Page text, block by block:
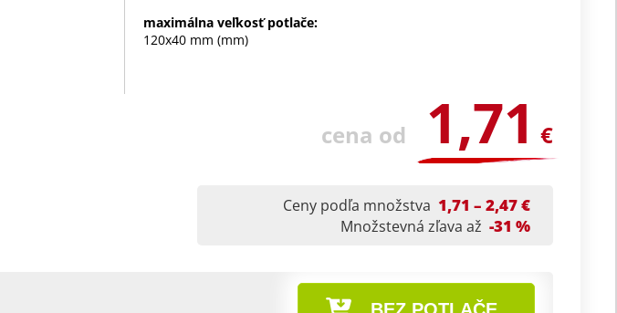
maximálna veľkosť potlače:
120x40 mm (mm)
cena od 1,71 €
Ceny podľa množstva 1,71 – 2,47 €
Množstevná zľava až -31 %